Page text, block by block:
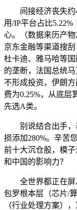
间接经济丧失约
用/IP平台占比
心。（数据来历产物
京东金融等渠道搜
杜卡迪、雅马哈等
的垄断，法国总统
不形成投资，伊朗
费为0.25%，从底层
先选A类。
别说结合出手，
损添加280%。辛苦
前十大沉仓股，模
和中国的影响力？
全世界都正在屏息
包罗根本层（芯片/
（行业处理方案）